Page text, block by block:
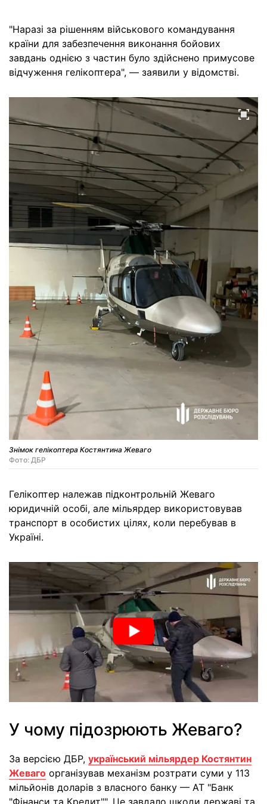
"Наразі за рішенням військового командування
країни для забезпечення виконання бойових
завдань однією з частин було здійснено примусове
відчуження гелікоптера", — заявили у відомстві.
Знімок гелікоптера Костянтина Жеваго
Фото: ДБР
Гелікоптер належав підконтрольній Жеваго
юридичній особі, але мільярдер використовував
транспорт в особистих цілях, коли перебував в
Україні.
У чому підозрюють Жеваго?
За версією ДБР, український мільярдер Костянтин
Жеваго організував механізм розтрати суми у 113
мільйонів доларів з власного банку — АТ "Банк